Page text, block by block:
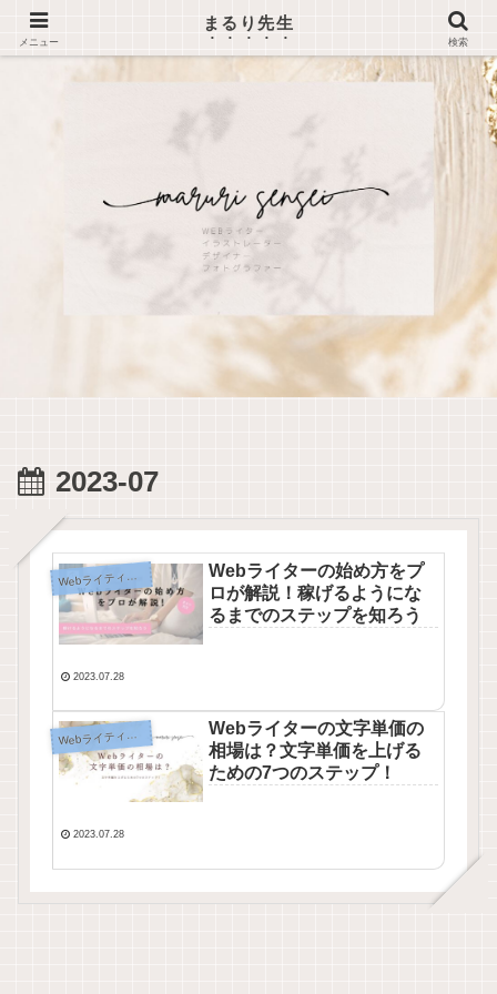
2023-07
W ebライティングのあれこれ
Webライターの始め方をプ
ロが解説！稼げるようにな
るまでのステップを知ろう
2023.07.28
W ebライティングのあれこれ
Webライターの文字単価の
相場は？文字単価を上げる
ための7つのステップ！
2023.07.28
メニュー
まるり先生
検索